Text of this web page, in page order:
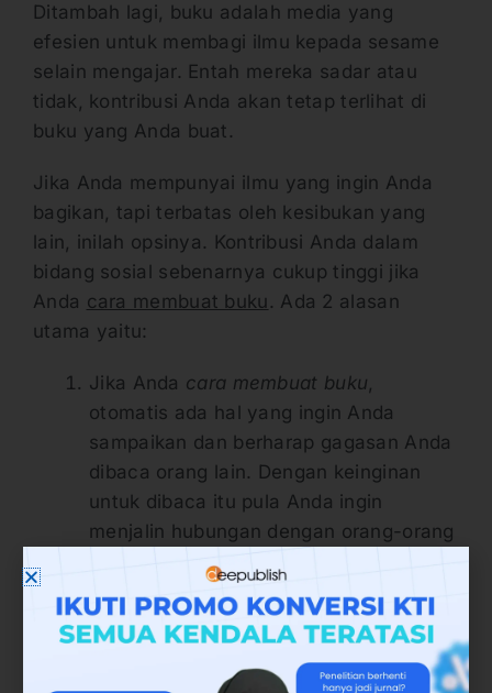
Ditambah lagi, buku adalah media yang
efesien untuk membagi ilmu kepada sesame
selain mengajar. Entah mereka sadar atau
tidak, kontribusi Anda akan tetap terlihat di
buku yang Anda buat.
Jika Anda mempunyai ilmu yang ingin Anda
bagikan, tapi terbatas oleh kesibukan yang
lain, inilah opsinya. Kontribusi Anda dalam
bidang sosial sebenarnya cukup tinggi jika
Anda cara membuat buku . Ada 2 alasan
utama yaitu:
Jika Anda cara membuat buku,
otomatis ada hal yang ingin Anda
sampaikan dan berharap gagasan Anda
dibaca orang lain. Dengan keinginan
untuk dibaca itu pula Anda ingin
menjalin hubungan dengan orang-orang
yang mungkin tidak Anda kenal.
Jika Anda cara membuat buku , itu
berarti Anda telah membagi ilmu Anda
lebih banyak dari orang yang tidakcara
membuat buku. Ditambah lagi, buku